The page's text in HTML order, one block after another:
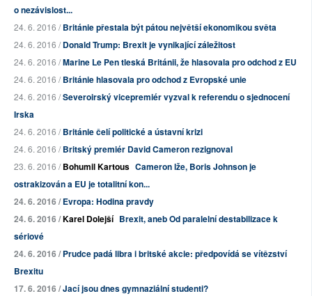
o nezávislost...
24. 6. 2016 /Británie přestala být pátou největší ekonomikou světa
24. 6. 2016 /Donald Trump: Brexit je vynikající záležitost
24. 6. 2016 /Marine Le Pen tleská Británii, že hlasovala pro odchod z EU
24. 6. 2016 /Británie hlasovala pro odchod z Evropské unie
24. 6. 2016 /Severoirský vicepremiér vyzval k referendu o sjednocení
Irska
24. 6. 2016 /Británie čelí politické a ústavní krizi
24. 6. 2016 /Britský premiér David Cameron rezignoval
23. 6. 2016 /Bohumil Kartous Cameron lže, Boris Johnson je
ostrakizován a EU jetotalitní kon...
24. 6. 2016 /Evropa: Hodina pravdy
24. 6. 2016 /Karel Dolejší Brexit, aneb Od paralelní destabilizace k
sériové
24. 6. 2016 /Prudce padá libra i britské akcie: předpovídá se vítězství
Brexitu
17. 6. 2016 /Jací jsou dnes gymnaziální studenti?